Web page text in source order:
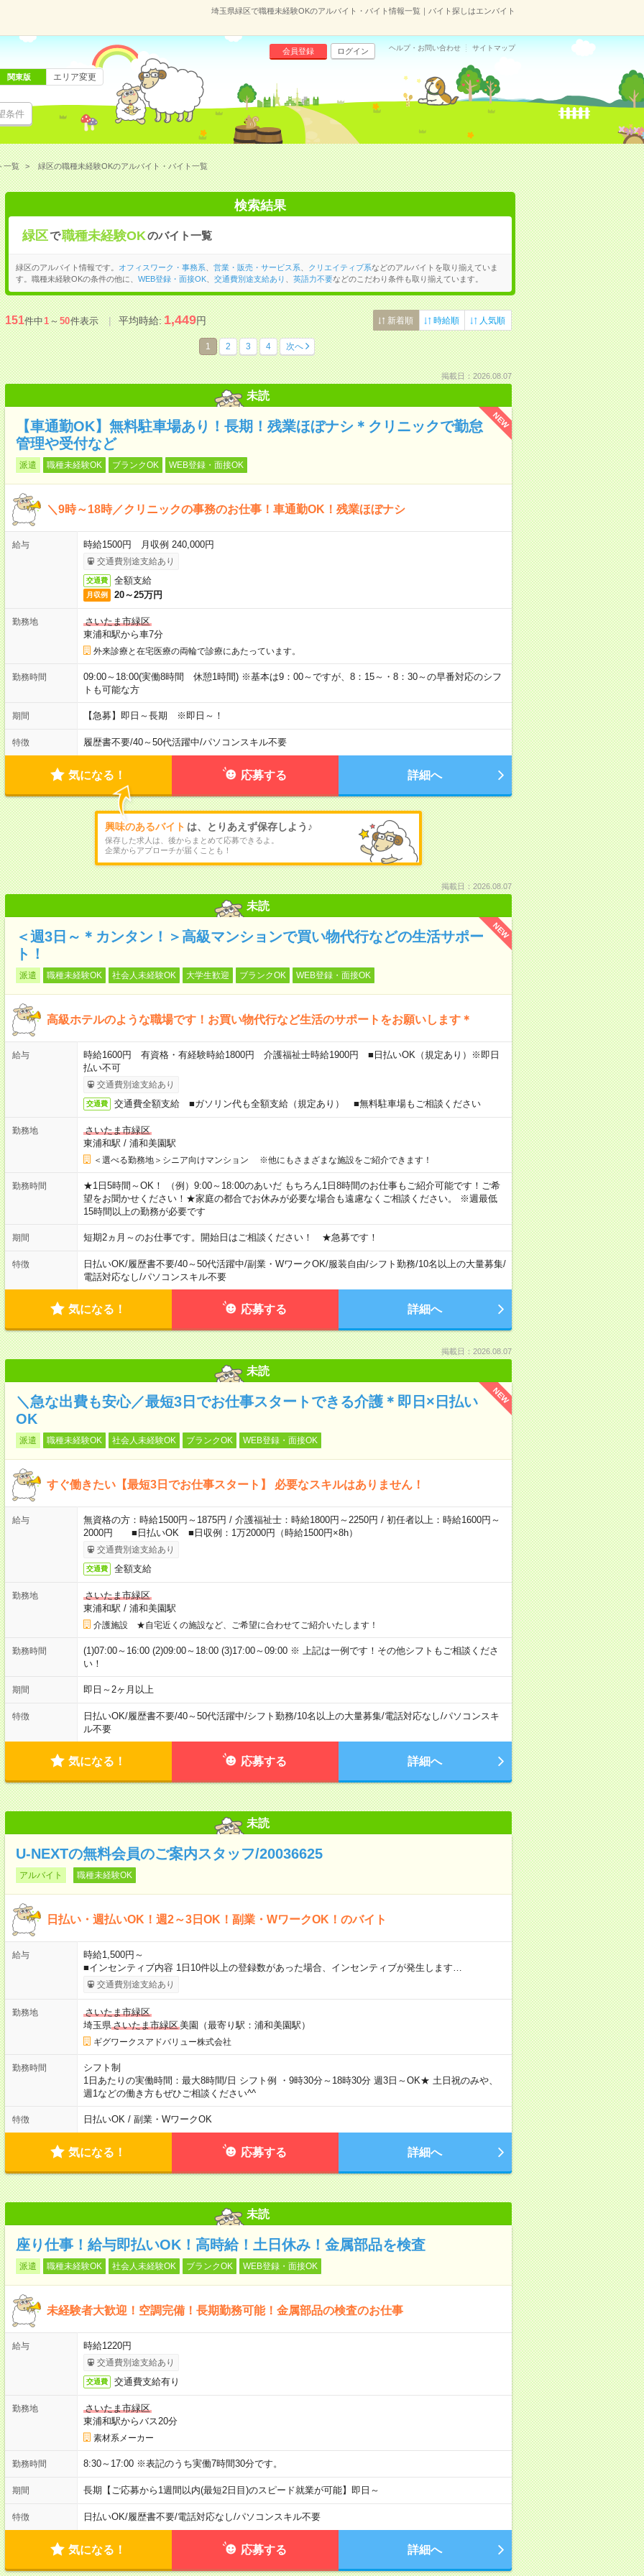
埼玉県緑区で職種未経験OKのアルバイト・バイト情報一覧｜バイト探しはエンバイト
条件
会員登録 ログイン ヘルプ・お問い合わせ サイトマップ
関東版 エリア変更
一覧 緑区の職種未経験OKのアルバイト・バイト一覧
検索結果
緑区で職種未経験OKのバイト一覧
緑区のアルバイト情報です。 オフィスワーク・事務系 営業・販売・サービス系 クリエイティブ系などのアルバイトを取り揃えていま
す。職種未経験OKの条件の他に、 WEB登録・面接OK、 交通費別途支給あり 英語力不要などのこだわり条件も取り揃えています。
151件中1～50件表示 平均時給:1,449円 新着順 時給順 人気順
1 2 3 4 次へ
掲載日：2026.08.07
未読
NEW
【車通勤OK】無料駐車場あり！長期！残業ほぼナシ＊クリニックで勤怠
管理や受付など
派遣 職種未経験OK ブランクOK WEB登録・面接OK
＼9時～18時／クリニックの事務のお仕事！車通勤OK！残業ほぼナシ
給与 時給1500円 月収例 240,000円
交通費別途支給あり
交通費 全額支給
月収例 20～25万円
勤務地
さいたま市緑区
東浦和駅から車7分
外来診療と在宅医療の両輪で診療にあたっています。
勤務時間
09:00～18:00(実働8時間 休憩1時間) ※基本は9：00～ですが、8：15～・8：30～の早番対応のシフ
トも可能な方
期間 【急募】即日～長期 ※即日～！
特徴 履歴書不要/40～50代活躍中/パソコンスキル不要
気になる！ 応募する 詳細へ
興味のあるバイト は、とりあえず保存しよう♪
保存した求人は、後からまとめて応募できるよ。
企業からアプローチが届くことも！
掲載日：2026.08.07
未読
NEW
＜週3日～＊カンタン！＞高級マンションで買い物代行などの生活サポー
ト！
派遣 職種未経験OK 社会人未経験OK 大学生歓迎 ブランクOK WEB登録・面接OK
高級ホテルのような職場です！お買い物代行など生活のサポートをお願いします＊
給与
時給1600円 有資格・有経験時給1800円 介護福祉士時給1900円 ■日払いOK（規定あり）※即日
払い不可
交通費別途支給あり
交通費 交通費全額支給 ■ガソリン代も全額支給（規定あり） ■無料駐車場もご相談ください
勤務地
さいたま市緑区
東浦和駅 / 浦和美園駅
＜選べる勤務地＞シニア向けマンション ※他にもさまざまな施設をご紹介できます！
勤務時間
★1日5時間～OK！ （例）9:00～18:00のあいだ もちろん1日8時間のお仕事もご紹介可能です！ご希
望をお聞かせください！★家庭の都合でお休みが必要な場合も遠慮なくご相談ください。 ※週最低
15時間以上の勤務が必要です
期間 短期2ヵ月～のお仕事です。開始日はご相談ください！ ★急募です！
特徴 日払いOK/履歴書不要/40～50代活躍中/副業・WワークOK/服装自由/シフト勤務/10名以上の大量募集/
電話対応なし/パソコンスキル不要
気になる！ 応募する 詳細へ
掲載日：2026.08.07
未読
NEW
＼急な出費も安心／最短3日でお仕事スタートできる介護＊即日×日払い
OK
派遣 職種未経験OK 社会人未経験OK ブランクOK WEB登録・面接OK
すぐ働きたい【最短3日でお仕事スタート】 必要なスキルはありません！
給与
無資格の方：時給1500円～1875円 / 介護福祉士：時給1800円～2250円 / 初任者以上：時給1600円～
2000円 ■日払いOK ■日収例：1万2000円（時給1500円×8h）
交通費別途支給あり
交通費 全額支給
勤務地
さいたま市緑区
東浦和駅 / 浦和美園駅
介護施設 ★自宅近くの施設など、ご希望に合わせてご紹介いたします！
勤務時間
(1)07:00～16:00 (2)09:00～18:00 (3)17:00～09:00 ※ 上記は一例です！その他シフトもご相談くださ
い！
期間 即日～2ヶ月以上
特徴 日払いOK/履歴書不要/40～50代活躍中/シフト勤務/10名以上の大量募集/電話対応なし/パソコンスキ
ル不要
気になる！ 応募する 詳細へ
未読
U-NEXTの無料会員のご案内スタッフ/20036625
アルバイト 職種未経験OK
日払い・週払いOK！週2～3日OK！副業・WワークOK！のバイト
給与
時給1,500円～
■インセンティブ内容 1日10件以上の登録数があった場合、インセンティブが発生します…
交通費別途支給あり
勤務地
さいたま市緑区
埼玉県さいたま市緑区美園（最寄り駅：浦和美園駅）
ギグワークスアドバリュー株式会社
勤務時間
シフト制
1日あたりの実働時間：最大8時間/日 シフト例 ・9時30分～18時30分 週3日～OK★ 土日祝のみや、
週1などの働き方もぜひご相談ください^^
特徴 日払いOK / 副業・WワークOK
気になる！ 応募する 詳細へ
未読
座り仕事！給与即払いOK！高時給！土日休み！金属部品を検査
派遣 職種未経験OK 社会人未経験OK ブランクOK WEB登録・面接OK
未経験者大歓迎！空調完備！長期勤務可能！金属部品の検査のお仕事
給与 時給1220円
交通費別途支給あり
交通費 交通費支給有り
勤務地
さいたま市緑区
東浦和駅からバス20分
素材系メーカー
勤務時間 8:30～17:00 ※表記のうち実働7時間30分です。
期間 長期【ご応募から1週間以内(最短2日目)のスピード就業が可能】即日～
特徴 日払いOK/履歴書不要/電話対応なし/パソコンスキル不要
気になる！ 応募する 詳細へ